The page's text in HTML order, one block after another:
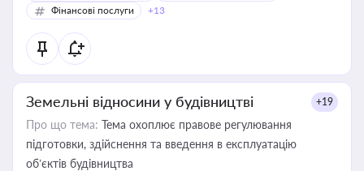
Фінансові послуги
+13
Земельні відносини у будівництві +19
Про що тема: Тема охоплює правове регулювання
підготовки, здійснення та введення в експлуатацію
об’єктів будівництва